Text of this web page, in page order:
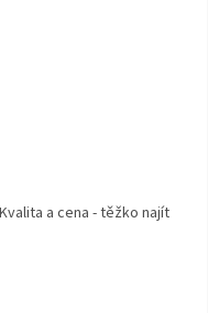
z 5 hvězdiček.
z 5 hvězdiček.
a cena - těžko najít
z 5 hvězdiček.